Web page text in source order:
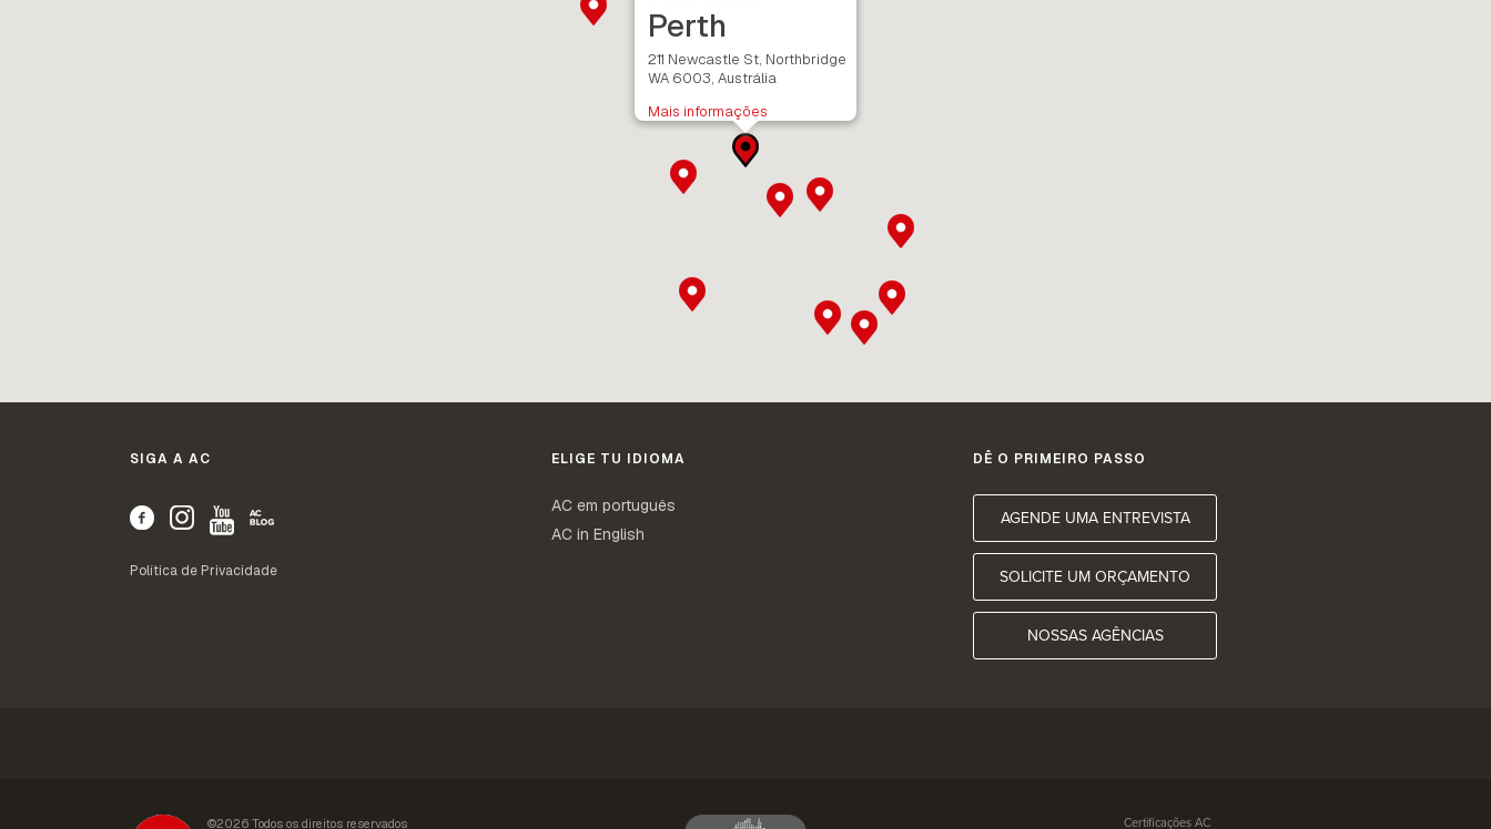
Perth
211 Newcastle St, Northbridge
WA 6003, Austrália
Mais informações
SIGA A AC
Política de Privacidade
ELIGE TU IDIOMA
AC em português
AC in English
DÊ O PRIMEIRO PASSO
AGENDE UMA ENTREVISTA
SOLICITE UM ORÇAMENTO
NOSSAS AGÊNCIAS
©2026 Todos os direitos reservados Certificações AC